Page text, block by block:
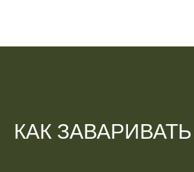
КАК ЗАВАРИВАТЬ